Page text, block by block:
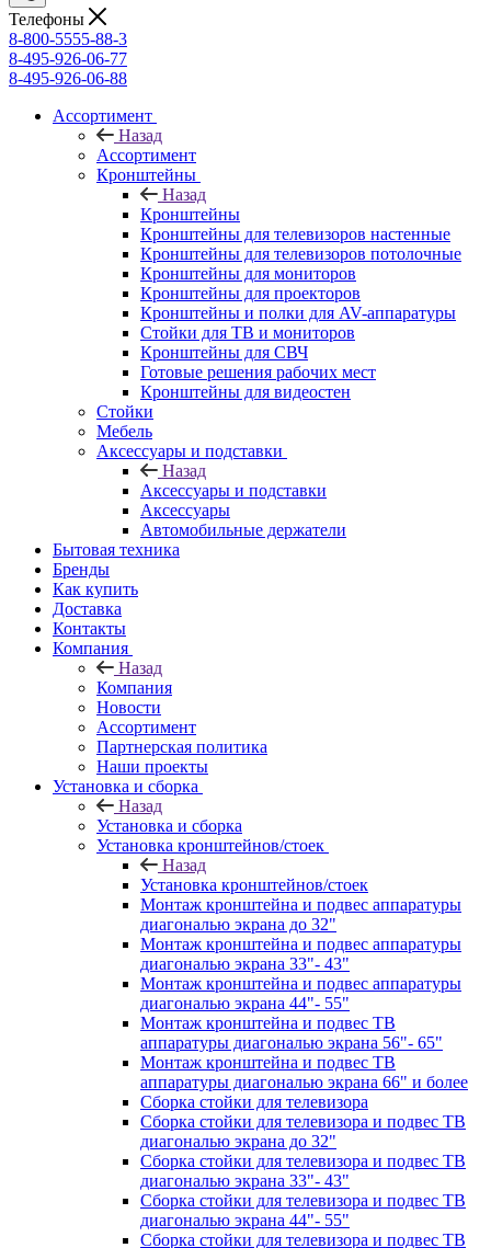
Телефоны
8-800-5555-88-3
8-495-926-06-77
8-495-926-06-88
Ассортимент
Назад
Ассортимент
Кронштейны
Назад
Кронштейны
Кронштейны для телевизоров настенные
Кронштейны для телевизоров потолочные
Кронштейны для мониторов
Кронштейны для проекторов
Кронштейны и полки для AV-аппаратуры
Стойки для ТВ и мониторов
Кронштейны для СВЧ
Готовые решения рабочих мест
Кронштейны для видеостен
Стойки
Мебель
Аксессуары и подставки
Назад
Аксессуары и подставки
Аксессуары
Автомобильные держатели
Бытовая техника
Бренды
Как купить
Доставка
Контакты
Компания
Назад
Компания
Новости
Ассортимент
Партнерская политика
Наши проекты
Установка и сборка
Назад
Установка и сборка
Установка кронштейнов/стоек
Назад
Установка кронштейнов/стоек
Монтаж кронштейна и подвес аппаратуры
диагональю экрана до 32"
Монтаж кронштейна и подвес аппаратуры
диагональю экрана 33"- 43"
Монтаж кронштейна и подвес аппаратуры
диагональю экрана 44"- 55"
Монтаж кронштейна и подвес ТВ
аппаратуры диагональю экрана 56"- 65"
Монтаж кронштейна и подвес ТВ
аппаратуры диагональю экрана 66" и более
Сборка стойки для телевизора
Сборка стойки для телевизора и подвес ТВ
диагональю экрана до 32"
Сборка стойки для телевизора и подвес ТВ
диагональю экрана 33"- 43"
Сборка стойки для телевизора и подвес ТВ
диагональю экрана 44"- 55"
Сборка стойки для телевизора и подвес ТВ